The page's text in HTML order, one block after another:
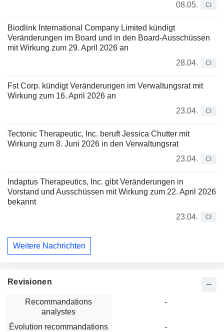
08.05.
CI
Biodlink International Company Limited kündigt
Veränderungen im Board und in den Board-Ausschüssen
mit Wirkung zum 29. April 2026 an
28.04.
CI
Fst Corp. kündigt Veränderungen im Verwaltungsrat mit
Wirkung zum 16. April 2026 an
23.04.
CI
Tectonic Therapeutic, Inc. beruft Jessica Chutter mit
Wirkung zum 8. Juni 2026 in den Verwaltungsrat
23.04.
CI
Indaptus Therapeutics, Inc. gibt Veränderungen in
Vorstand und Ausschüssen mit Wirkung zum 22. April 2026
bekannt
23.04.
CI
Weitere Nachrichten
Revisionen
Recommandations
analystes
-
Évolution recommandations
-